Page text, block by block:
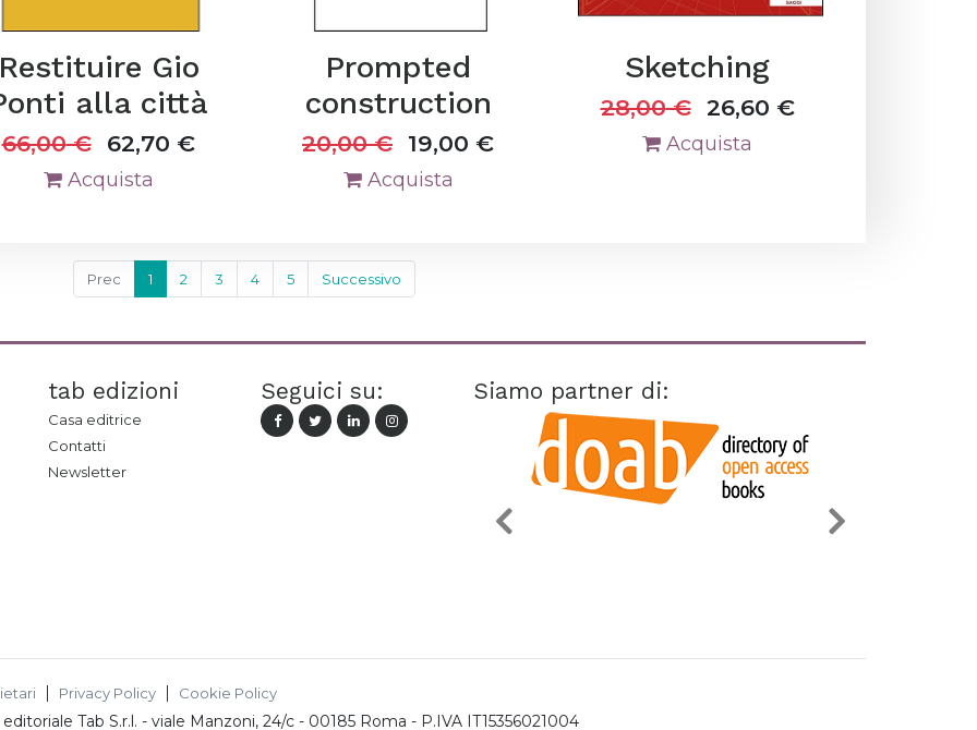
Gio
alla città
66,00€ 62,70 €
Acquista
Prompted
construction
20,00€ 19,00 €
Acquista
Sketching
28,00€ 26,60 €
Acquista
Prec 1 2 3 4 5 Successivo
tab edizioni
Casa editrice
Contatti
Newsletter
Seguici su: Siamo partner di:
Privacy Policy Cookie Policy
Tab S.r.l. - viale Manzoni, 24/c - 00185 Roma - P.IVA IT15356021004